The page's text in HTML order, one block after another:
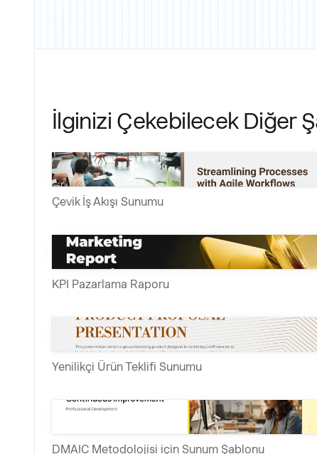
İlginizi Çekebilecek Diğer
Çevik İş Akışı Sunumu
KPI Pazarlama Raporu
Yenilikçi Ürün Teklifi Sunumu
DMAIC Metodolojisi için Sunum Şablonu